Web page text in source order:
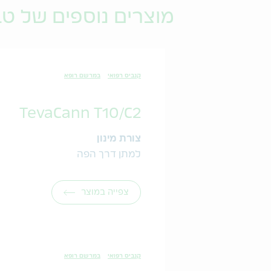
מוצרים נוספים של
קנביס רפואי במרשם רופא
TevaCann T10/C2
צורת מינון
למתן דרך הפה
צפייה במוצר
קנביס רפואי במרשם רופא